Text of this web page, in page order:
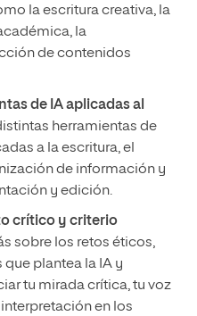
la escritura creativa, la
la
de contenidos
de IA aplicadas al
herramientas de
a la escritura, el
de información y
y edición.
crítico y criterio
sobre los retos éticos,
plantea la IA y
tu mirada crítica, tu voz
en los